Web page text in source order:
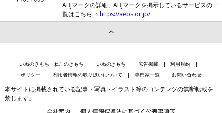
ABJマークの詳細、ABJマークを掲示しているサービスの一
覧はこちら→ https://aebs.or.jp/
いぬのきもち・ねこのきもち いぬのきもち 広告掲載
利用規約
ポリシー
利用者情報の取り扱いについて 専門家一覧 お問い合わせ
本サイトに掲載されている記事・写真・イラスト等のコンテンツの無断転載を
禁じます。